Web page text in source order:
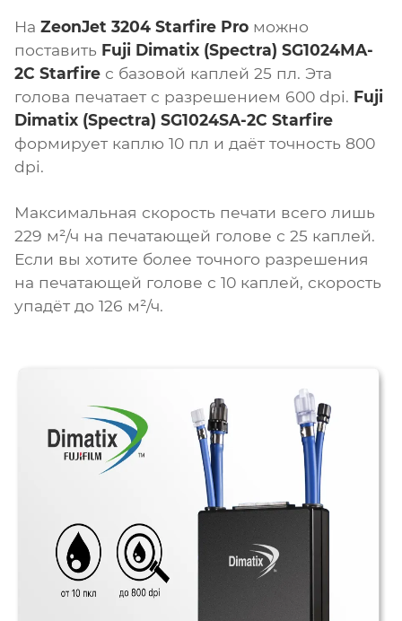
На ZeonJet 3204 Starfire Pro можно
поставить Fuji Dimatix (Spectra) SG1024МA-
2C Starfire с базовой каплей 25 пл. Эта
голова печатает с разрешением 600 dpi. Fuji
Dimatix (Spectra) SG1024SA-2C Starfire
формирует каплю 10 пл и даёт точность 800
dpi.
Максимальная скорость печати всего лишь
229 м²/ч на печатающей голове с 25 каплей.
Если вы хотите более точного разрешения
на печатающей голове с 10 каплей, скорость
упадёт до 126 м²/ч.